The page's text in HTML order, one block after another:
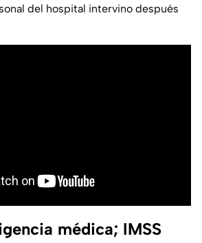
del hospital intervino después
médica; IMSS